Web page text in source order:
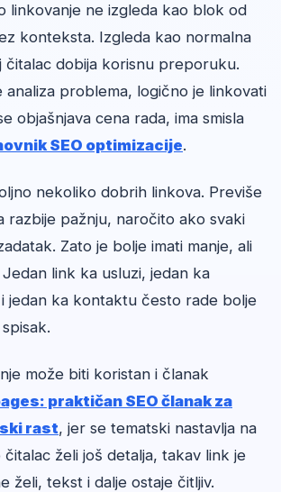
linkovanje ne izgleda kao blok od
konteksta. Izgleda kao normalna
čitalac dobija korisnu preporuku.
analiza problema, logično je linkovati
objašnjava cena rada, ima smisla
SEO optimizacije.
nekoliko dobrih linkova. Previše
razbije pažnju, naročito ako svaki
Zato je bolje imati manje, ali
link ka usluzi, jedan ka
jedan ka kontaktu često rade bolje
može biti koristan i članak
praktičan SEO članak za
rast, jer se tematski nastavlja na
želi još detalja, takav link je
želi, tekst i dalje ostaje čitljiv.